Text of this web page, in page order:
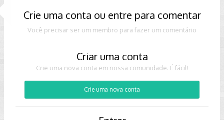
Crie uma conta ou entre para comentar
Você precisar ser um membro para fazer um comentário
Criar uma conta
Crie uma nova conta em nossa comunidade. É fácil!
Crie uma nova conta